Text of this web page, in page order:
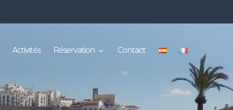
Activités Réservation Contact